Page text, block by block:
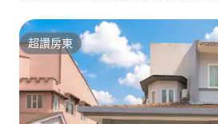
超讚房東
超讚房東